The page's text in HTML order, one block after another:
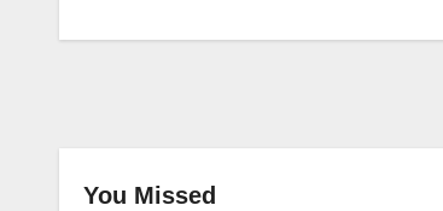
You Missed